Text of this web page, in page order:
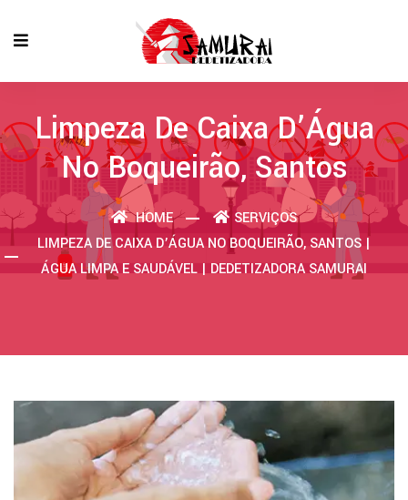
Limpeza De Caixa D’Água
No Boqueirão, Santos
HOME
SERVIÇOS
LIMPEZA DE CAIXA D’ÁGUA NO BOQUEIRÃO, SANTOS |
ÁGUA LIMPA E SAUDÁVEL | DEDETIZADORA SAMURAI